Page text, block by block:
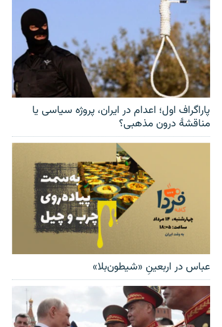
پاراگراف اول؛ اعدام در ایران، پروژه سیاسی یا
مناقشهٔ درون مذهبی؟
عباس در اربعینِ «شیطون‌بلا»